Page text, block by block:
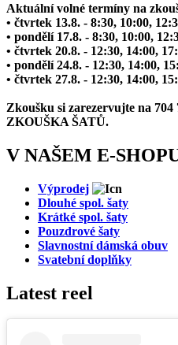
Aktuální volné termíny na
• čtvrtek 13.8. - 8:30, 10:00,
• pondělí 17.8. - 8:30, 10:00,
• čtvrtek 20.8. - 12:30, 14:00,
• pondělí 24.8. - 12:30, 14:00,
• čtvrtek 27.8. - 12:30, 14:00,
Zkoušku si zarezervujte na 704
ZKOUŠKA ŠATŮ.
V NAŠEM E-
Výprodej
Dlouhé spol. šaty
Krátké spol. šaty
Pouzdrové šaty
Slavnostní dámská obuv
Svatební doplňky
Latest reel